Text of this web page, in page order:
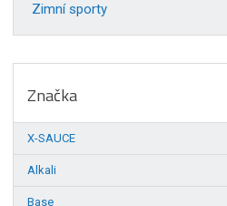
Zimní sporty
Značka
X-SAUCE
Alkali
Base